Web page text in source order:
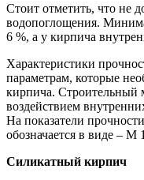
Стоит отметить, что не
водопоглощения.
6 %, а у кирпича
Характеристики
параметрам, которые
кирпича. Строительный
воздействием
На показатели
обозначается в виде –
Силикатный кирпич